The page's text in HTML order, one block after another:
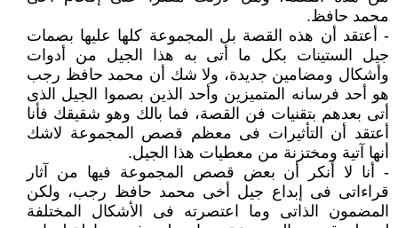
محمد حافظ.
- أعتقد أن هذه القصة بل المجموعة كلها عليها بصمات
جيل الستينات بكل ما أتى به هذا الجيل من أدوات
وأشكال ومضامين جديدة، ولا شك أن محمد حافظ رجب
هو أحد فرسانه المتميزين وأحد الذين بصموا الجيل الذى
أتى بعدهم بتقنيات فن القصة، فما بالك وهو شقيقك فأنا
أعتقد أن التأثيرات فى معظم قصص المجموعة لاشك
أنها آتية ومختزنة من معطيات هذا الجيل.
- أنا لا أنكر أن بعض قصص المجموعة فيها من آثار
قراءاتى فى إبداع جيل أخى محمد حافظ رجب، ولكن
المضمون الذاتى وما اعتصرته فى الأشكال المختلفة